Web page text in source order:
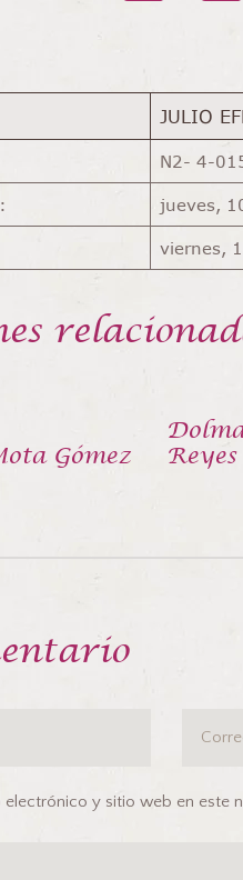
JULIO
N2- 4-
jueves,
viernes,
Gómez
Reyes
y sitio web en este